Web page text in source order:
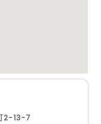
2-13-7